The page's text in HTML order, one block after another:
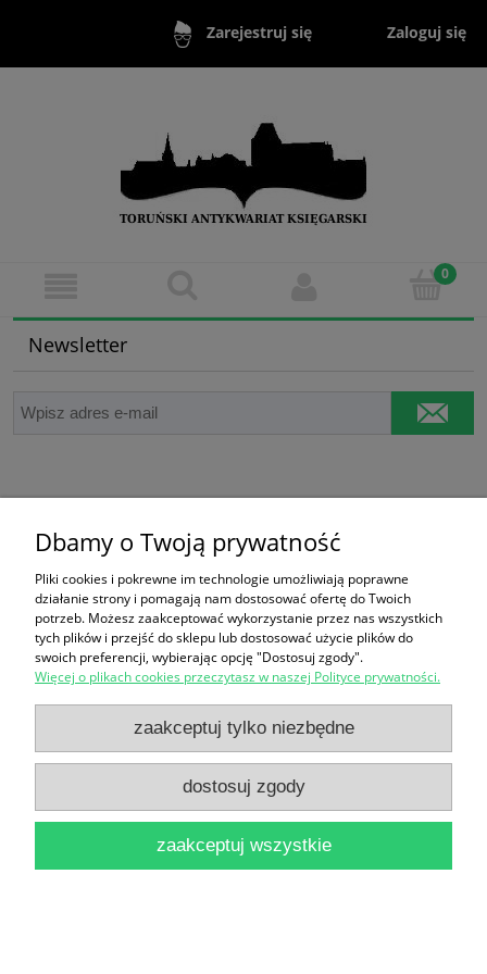
Zarejestruj się Zaloguj się
Newsletter
Ten produkt jest niedostępny.
Zakupy
Pomoc
Moje konto
Informacje
pokaż pełną wersję strony
Sklep internetowy Shoper Premium
Dbamy o Twoją prywatność
Pliki cookies i pokrewne im technologie umożliwiają poprawne
działanie strony i pomagają nam dostosować ofertę do Twoich
potrzeb. Możesz zaakceptować wykorzystanie przez nas wszystkich
tych plików i przejść do sklepu lub dostosować użycie plików do
swoich preferencji, wybierając opcję "Dostosuj zgody".
Więcej o plikach cookies przeczytasz w naszej Polityce prywatności.
zaakceptuj tylko niezbędne
dostosuj zgody
zaakceptuj wszystkie